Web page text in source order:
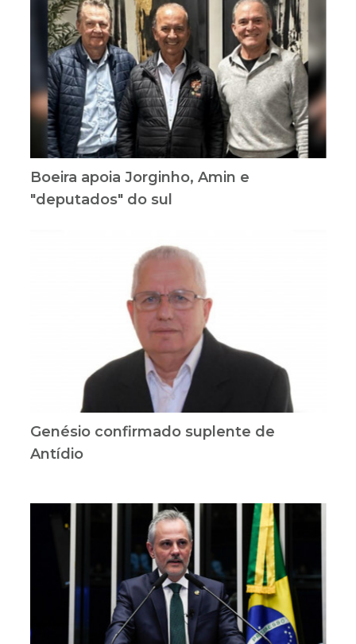
Boeira apoia Jorginho, Amin e
"deputados" do sul
Genésio confirmado suplente de
Antídio